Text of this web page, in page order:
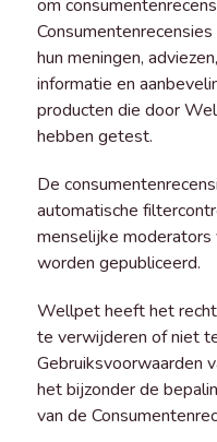
om
hun meningen,
informatie en
producten die door
hebben getest.
De
automatische
menselijke
worden gepubliceerd.
Wellpet heeft het
te verwijderen of niet
Gebruiksvoorwaarden
het bijzonder de
van de